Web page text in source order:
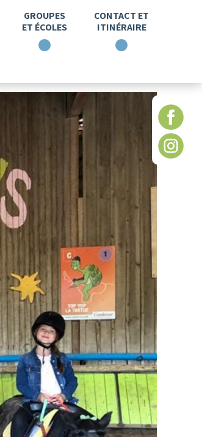
GROUPES
ET ÉCOLES
CONTACT ET
ITINÉRAIRE